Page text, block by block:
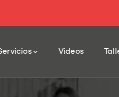
Videos